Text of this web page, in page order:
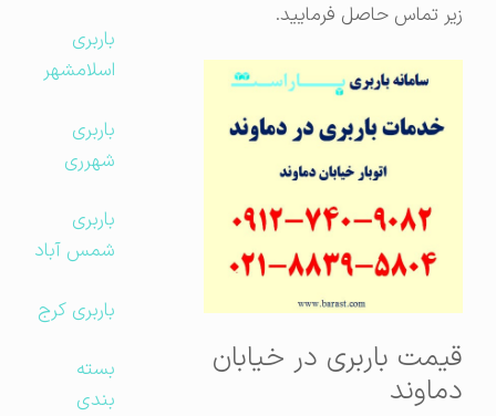
زیر تماس حاصل فرمایید.
قیمت باربری در خیابان
دماوند
باربری
اسلامشهر
باربری
شهرری
باربری
شمس آباد
باربری کرج
بسته
بندی